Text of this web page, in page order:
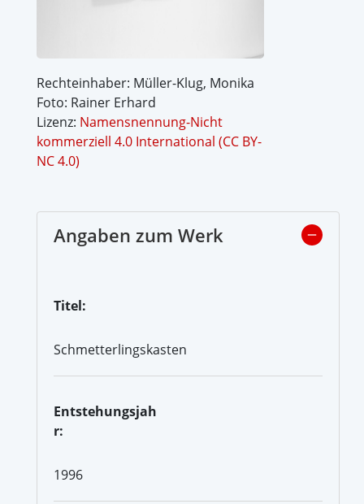
Rechteinhaber: Müller-Klug, Monika
Foto: Rainer Erhard
Lizenz: Namensnennung-Nicht
kommerziell 4.0 International (CC BY-
NC 4.0)
Angaben zum Werk
Titel:
Schmetterlingskasten
Entstehungsjah
r:
1996